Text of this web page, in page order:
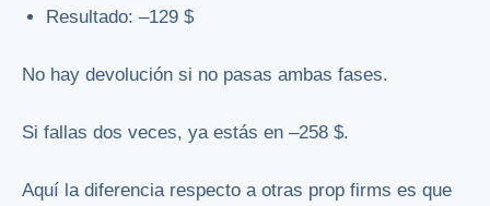
Resultado: –129 $
No hay devolución si no pasas ambas fases.
Si fallas dos veces, ya estás en –258 $.
Aquí la diferencia respecto a otras prop firms es que